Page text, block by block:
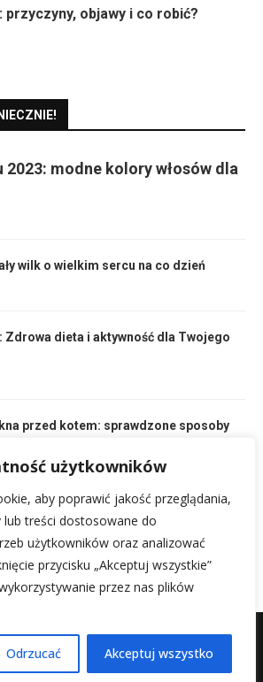
użytkowników
aby poprawić jakość przeglądania,
treści dostosowane do
użytkowników oraz analizować
przycisku „Akceptuj wszystkie”
przez nas plików
Odrzucać Akceptuj wszystko
przyczyny, objawy i co robić?
2023: modne kolory włosów dla
wilk o wielkim sercu na co dzień
dieta i aktywność dla Twojego
przed kotem: sprawdzone sposoby
objawy, wypadek, co robić?
witryny Kontakt z nami